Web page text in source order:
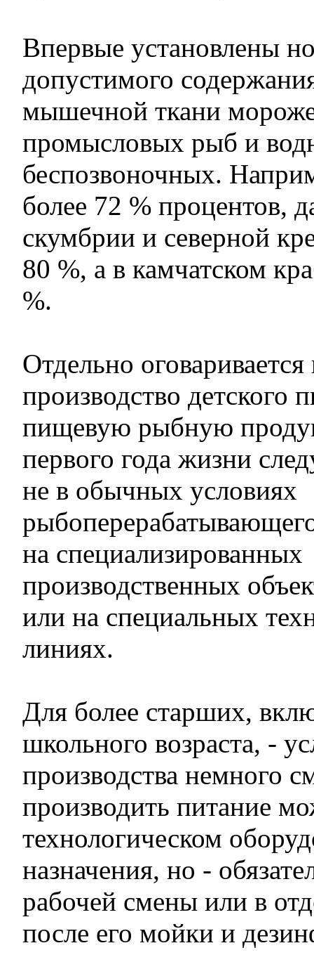
Впервые установлены
допустимого
мышечной ткани
промысловых рыб и
беспозвоночных.
более 72 % процентов,
скумбрии и северной
80 %, а в камчатском
%.
Отдельно оговаривается
производство детского
пищевую рыбную
первого года жизни
не в обычных условиях
на специализированных
производственных
или на специальных
линиях.
Для более старших,
школьного возраста, -
производства немного
производить питание
технологическом
назначения, но -
рабочей смены или в
после его мойки и